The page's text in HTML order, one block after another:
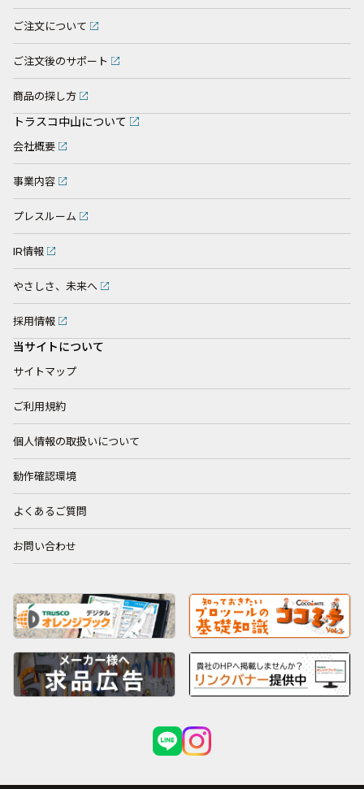
ご注文について
ご注文後のサポート
商品の探し方
トラスコ中山について
会社概要
事業内容
プレスルーム
IR情報
やさしさ、未来へ
採用情報
当サイトについて
サイトマップ
ご利用規約
個人情報の取扱いについて
動作確認環境
よくあるご質問
お問い合わせ